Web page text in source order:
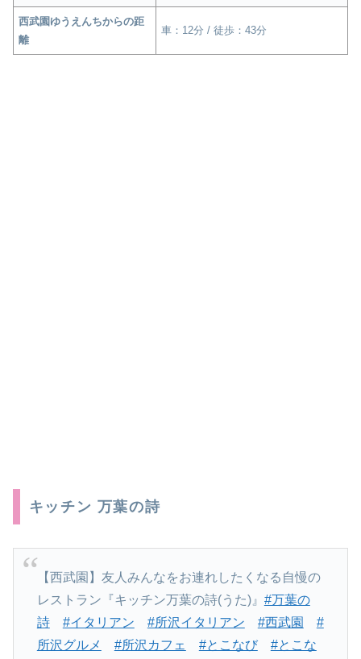
西武園ゆうえんちからの距
離
車：12分 / 徒歩：43分
キッチン 万葉の詩
【西武園】友人みんなをお連れしたくなる自慢の
レストラン『キッチン万葉の詩(うた)』 #万葉の
詩
#イタリアン #所沢イタリアン #西武園
#
所沢グルメ
#所沢カフェ #とこなび #とこな